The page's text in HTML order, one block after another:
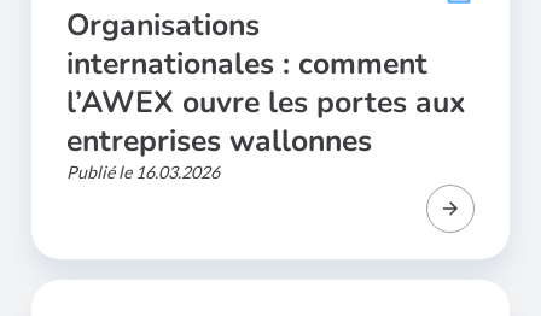
Organisations
internationales : comment
l’AWEX ouvre les portes aux
entreprises wallonnes
Publié le 16.03.2026